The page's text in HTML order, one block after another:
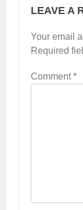
LEAVE A
Your email
Required
Comment*